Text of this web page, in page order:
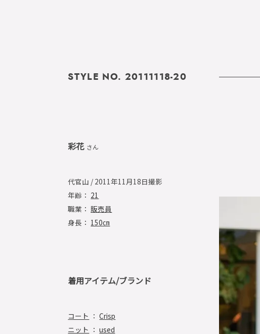
STYLE NO. 20111118-20
彩花 さん
代官山 / 2011年11月18日撮影
年齢： 21
職業： 販売員
身長： 150㎝
着用アイテム/ブランド
コート ：Crisp
ニット ：used